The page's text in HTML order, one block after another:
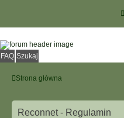
FAQ Szukaj
Strona główna
Reconnet - Regulamin